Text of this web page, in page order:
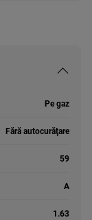
Pe gaz
Fără autocurăţare
59
A
1.63